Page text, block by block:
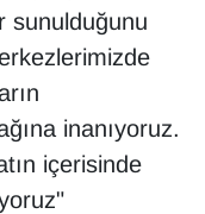
sunulduğunu
inanıyoruz.
içerisinde